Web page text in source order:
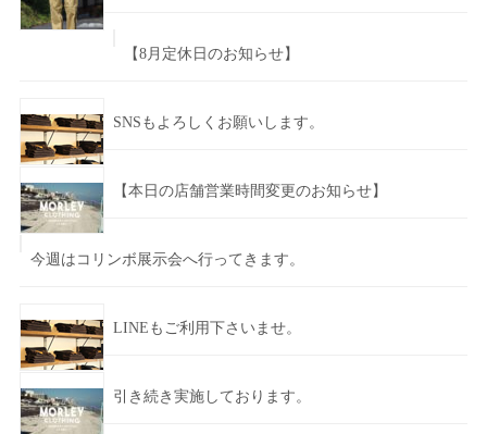
【8月定休日のお知らせ】
SNSもよろしくお願いします。
【本日の店舗営業時間変更のお知らせ】
今週はコリンボ展示会へ行ってきます。
LINEもご利用下さいませ。
引き続き実施しております。